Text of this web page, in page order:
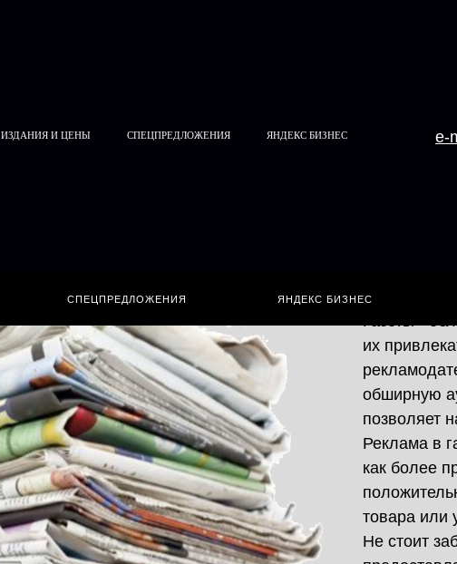
ИЗДАНИЯ И ЦЕНЫ СПЕЦПРЕДЛОЖЕНИЯ ЯНДЕКС БИЗНЕС e-
СПЕЦПРЕДЛОЖЕНИЯ ЯНДЕКС БИЗНЕС
Газеты -
их
обширную
позволяет
Реклама в
как более
товара или
Не стоит